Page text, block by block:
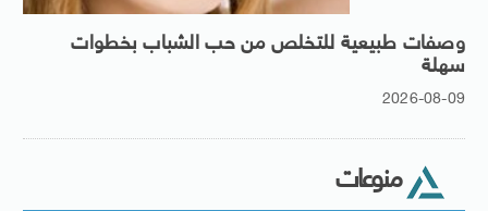
وصفات طبيعية للتخلص من حب الشباب بخطوات
سهلة
2026-08-09
منوعات